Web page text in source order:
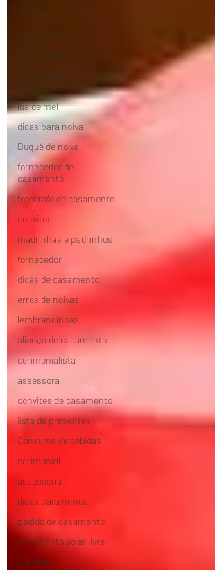
votos de casamento
como começar
tempo ideal
como organizar o
casamento
lua de mel
dicas para noiva
Buquê de noiva
fornecedor de
casamento
fotografo de casamento
convites
madrinhas e padrinhos
fornecedor
dicas de casamento
erros de noivas
lembrancinhas
aliança de casamento
cerimonialista
assessora
convites de casamento
lista de presentes
Consumo de bebidas
cerimonial
assessoria
dicas para noivos
pedido de casamento
casamento ao ar livre
Joinville